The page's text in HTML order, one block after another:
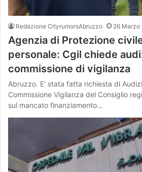
Redazione CityrumorsAbruzzo 26 Marzo
Agenzia di Protezione
personale: Cgil chiede
commissione di vigilanza
Abruzzo. E’ stata fatta richiesta di
Commissione Vigilanza del Consiglio
sul mancato finanziamento…